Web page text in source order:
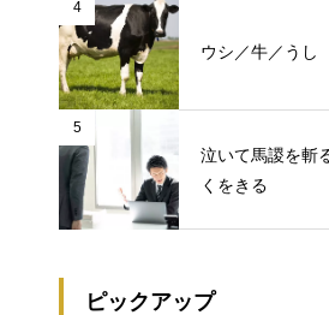
4
ウシ／牛／うし
5
泣いて馬謖を斬
くをきる
ピックアップ